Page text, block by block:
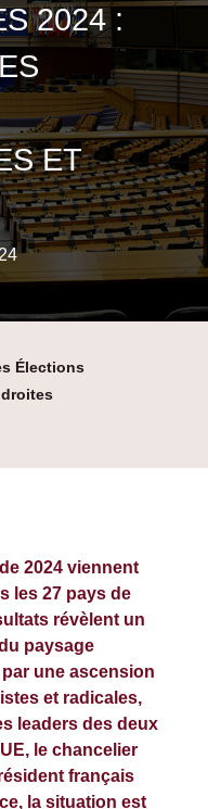
2024 :
ET
Élections
2024 viennent
les 27 pays de
révèlent un
paysage
une ascension
et radicales,
leaders des deux
le chancelier
français
la situation est